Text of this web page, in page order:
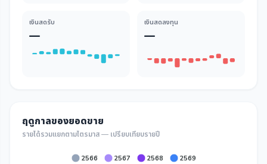
เงินสดรับ
—
เงินสดลงทุน
—
ฤดูกาลของยอดขาย
รายได้รวมแยกตามไตรมาส — เปรียบเทียบรายปี
2566 2567 2568 2569